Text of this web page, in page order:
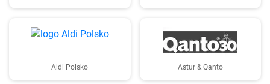
Aldi Polsko Astur & Qanto